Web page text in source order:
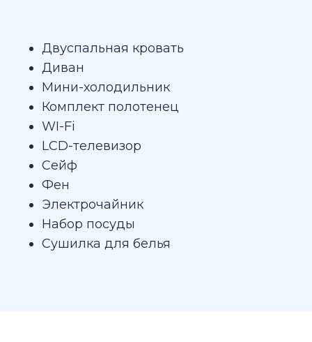
Двуспальная кровать
Диван
Мини-холодильник
Комплект полотенец
WI-Fi
LCD-телевизор
Сейф
Фен
Электрочайник
Набор посуды
Сушилка для белья